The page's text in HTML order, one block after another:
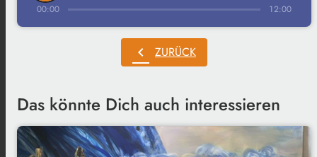
00:00 12:00
chevron_left ZURÜCK
Das könnte Dich auch interessieren